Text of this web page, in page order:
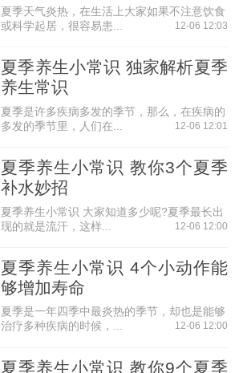
夏季天气炎热，在生活上大家如果不注意饮食
或科学起居，很容易患...
12-06 12:03
夏季养生小常识 独家解析夏季
养生常识
夏季是许多疾病多发的季节，那么，在疾病的
多发的季节里，人们在...
12-06 12:01
夏季养生小常识 教你3个夏季
补水妙招
夏季养生小常识 大家知道多少呢?夏季最长出
现的就是流汗，这样...
12-06 12:00
夏季养生小常识 4个小动作能
够增加寿命
夏季是一年四季中最炎热的季节，却也是能够
治疗多种疾病的时候，...
12-06 12:00
夏季养生小常识 教你9个夏季